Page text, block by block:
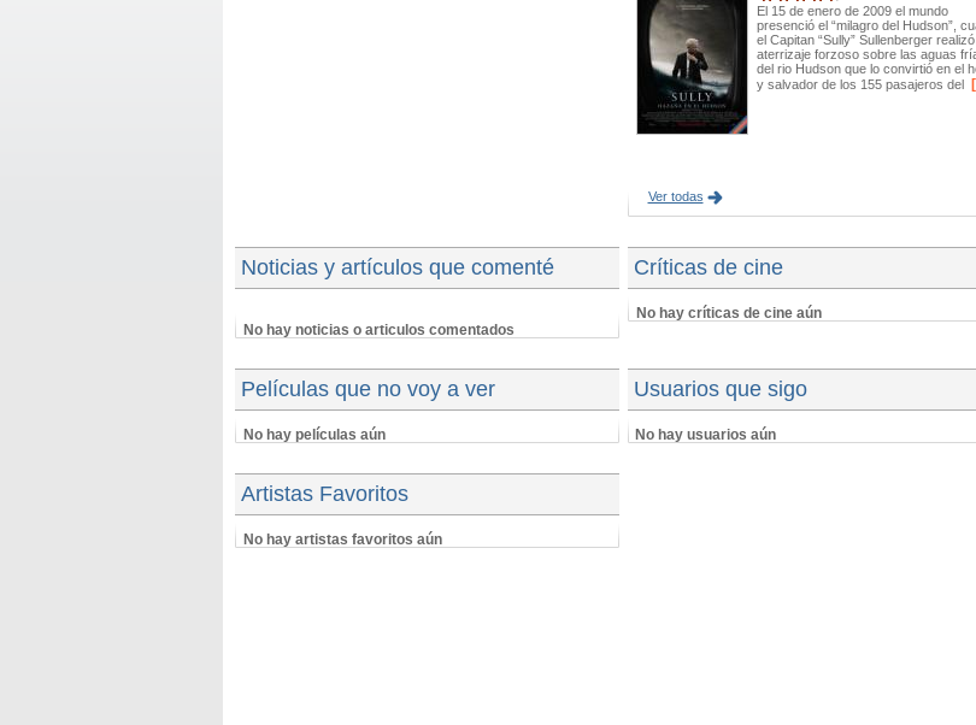
El 15 de enero de 2009 el mundo
presenció el “milagro del Hudson”,
el Capitan “Sully” Sullenberger
aterrizaje forzoso sobre las aguas
del rio Hudson que lo convirtió en el
y salvador de los 155 pasajeros del
Ver todas
Noticias y artículos que comenté
No hay noticias o articulos comentados
Críticas de cine
No hay críticas de cine aún
Películas que no voy a ver
No hay películas aún
Usuarios que sigo
No hay usuarios aún
Artistas Favoritos
No hay artistas favoritos aún